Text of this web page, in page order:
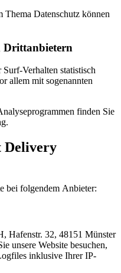
Thema Datenschutz können
Dritt­anbietern
Verhalten statistisch
allem mit sogenannten
finden Sie
Delivery
bei folgendem Anbieter:
Hafenstr. 32, 48151 Münster
unsere Website besuchen,
inklusive Ihrer IP-